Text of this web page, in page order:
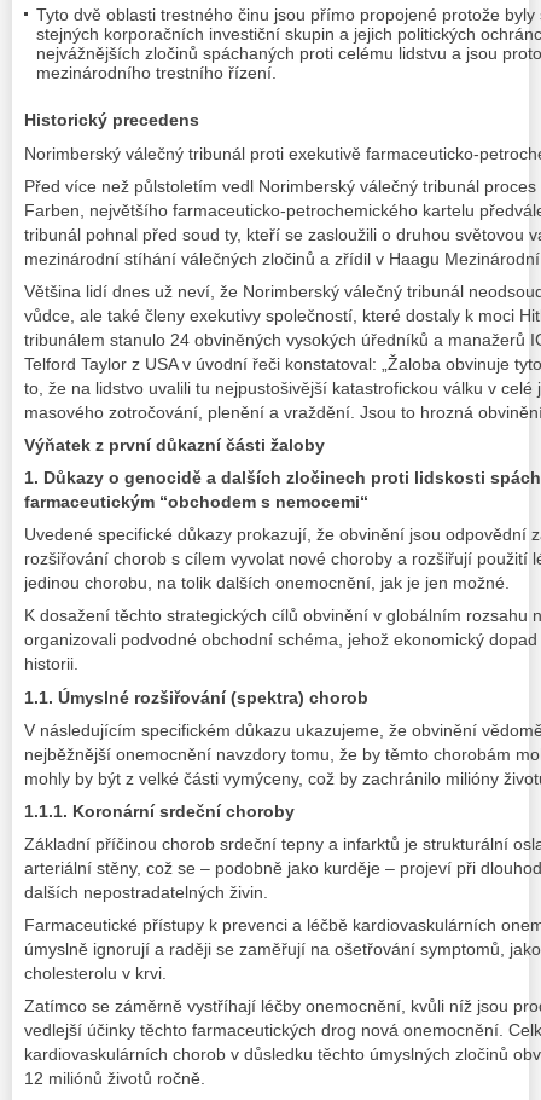
Tyto dvě oblasti trestného činu jsou přímo propojené protože
stejných korporačních investiční skupin a jejich politických
nejvážnějších zločinů spáchaných proti celému lidstvu a jsou
mezinárodního trestního řízení.
Historický precedens
Norimberský válečný tribunál proti exekutivě farmaceuticko-
Před více než půlstoletím vedl Norimberský válečný tribunál
Farben, největšího farmaceuticko-petrochemického kartelu
tribunál pohnal před soud ty, kteří se zasloužili o druhou světovou
mezinárodní stíhání válečných zločinů a zřídil v Haagu
Většina lidí dnes už neví, že Norimberský válečný tribunál
vůdce, ale také členy exekutivy společností, které dostaly k moci
tribunálem stanulo 24 obviněných vysokých úředníků a manažerů
Telford Taylor z USA v úvodní řeči konstatoval: „Žaloba obvinuje
to, že na lidstvo uvalili tu nejpustošivější katastrofickou válku v celé
masového zotročování, plenění a vraždění. Jsou to hrozná
Výňatek z první důkazní části žaloby
1. Důkazy o genocidě a dalších zločinech proti lidskosti
farmaceutickým “obchodem s nemocemi“
Uvedené specifické důkazy prokazují, že obvinění jsou odpovědní
rozšiřování chorob s cílem vyvolat nové choroby a rozšiřují použití
jedinou chorobu, na tolik dalších onemocnění, jak je jen možné.
K dosažení těchto strategických cílů obvinění v globálním rozsahu
organizovali podvodné obchodní schéma, jehož ekonomický
historii.
1.1. Úmyslné rozšiřování (spektra) chorob
V následujícím specifickém důkazu ukazujeme, že obvinění
nejběžnější onemocnění navzdory tomu, že by těmto chorobám
mohly by být z velké části vymýceny, což by zachránilo milióny
1.1.1. Koronární srdeční choroby
Základní příčinou chorob srdeční tepny a infarktů je strukturální
arteriální stěny, což se – podobně jako kurděje – projeví při
dalších nepostradatelných živin.
Farmaceutické přístupy k prevenci a léčbě kardiovaskulárních
úmyslně ignorují a raději se zaměřují na ošetřování symptomů,
cholesterolu v krvi.
Zatímco se záměrně vystříhají léčby onemocnění, kvůli níž jsou
vedlejší účinky těchto farmaceutických drog nová onemocnění.
kardiovaskulárních chorob v důsledku těchto úmyslných zločinů
12 miliónů životů ročně.